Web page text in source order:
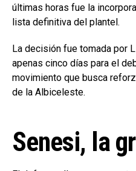
últimas horas fue la
lista definitiva del plantel.
La decisión fue tomada por
apenas cinco días para el
movimiento que busca
de la Albiceleste.
Senesi, la